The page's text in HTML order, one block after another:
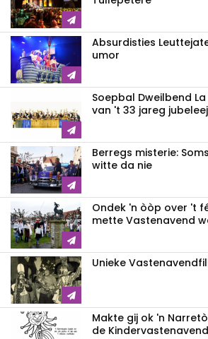
Absurdisties
umor
Soepbal Dweilbend
van 't 33 jareg
Berregs misterie:
witte da nie
Ondek 'n òòp over 't
mette Vastenavend
Unieke
Makte gij ok 'n
de